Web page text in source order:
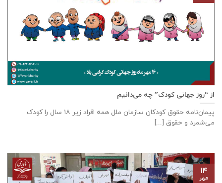
از “روز جهانی کودک” چه می‌دانیم
پیمان‌نامه‌ حقوق کودکان سازمان ملل همه‌ افراد زیر ۱۸ سال را کودک
می‌شمرد و حقوق [...]
۱۴
مهر